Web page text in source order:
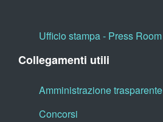
Ufficio stampa - Press Room
Collegamenti utili
Amministrazione trasparente
Concorsi